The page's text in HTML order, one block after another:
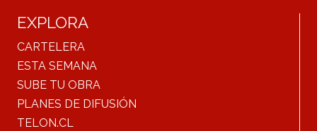
EXPLORA
CARTELERA
ESTA SEMANA
SUBE TU OBRA
PLANES DE DIFUSIÓN
TELON.CL